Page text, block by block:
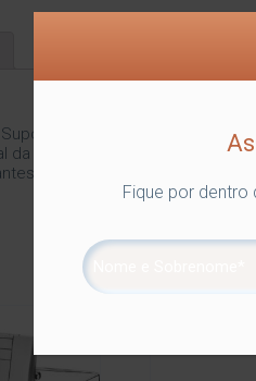
Multiuso tem 6 ganchos
da Future – onde são
além de maior resistência
Fique por dentro